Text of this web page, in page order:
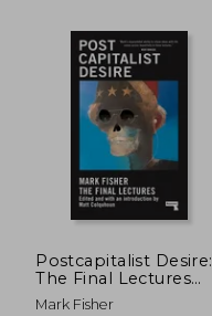
Postcapitalist Desire:
The Final Lectures
(en Inglés)
Mark Fisher